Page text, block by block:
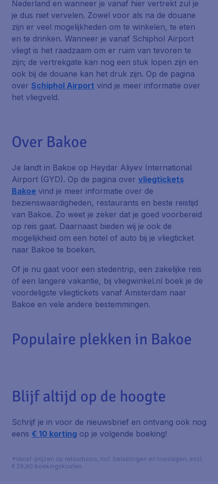
Nederland en wanneer je vanaf hier vertrekt zul je
je dus niet vervelen. Zowel voor als na de douane
zijn er veel mogelijkheden om te winkelen, te eten
en te drinken. Wanneer je vanaf Schiphol Airport
vliegt is het raadzaam om er ruim van tevoren te
zijn; de vertrekgate kan nog een stuk lopen zijn en
ook bij de douane kan het druk zijn. Op de pagina
over Schiphol Airport vind je meer informatie over
het vliegveld.
Over Bakoe
Je landt in Bakoe op Heydar Aliyev International
Airport (GYD). Op de pagina over vliegtickets
Bakoe vind je meer informatie over de
bezienswaardigheden, restaurants en beste reistijd
van Bakoe. Zo weet je zeker dat je goed voorbereid
op reis gaat. Daarnaast bieden wij je ook de
mogelijkheid om een hotel of auto bij je vliegticket
naar Bakoe te boeken.
Of je nu gaat voor een stedentrip, een zakelijke reis
of een langere vakantie, bij vliegwinkel.nl boek je de
voordeligste vliegtickets vanaf Amsterdam naar
Bakoe en vele andere bestemmingen.
Populaire plekken in Bakoe
Blijf altijd op de hoogte
Schrijf je in voor de nieuwsbrief en ontvang ook nog
eens € 10 korting op je volgende boeking!
*Vanaf-prijzen op retourbasis, incl. belastingen en toeslagen, excl.
€ 29,90 boekingskosten.